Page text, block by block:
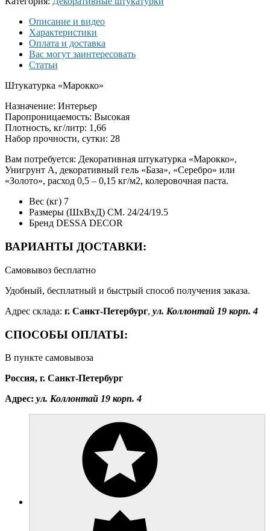
Описание и видео
Характеристики
Оплата и доставка
Вас могут заинтересовать
Статьи
Штукатурка «Марокко»
Назначение: Интерьер
Паропроницаемость: Высокая
Плотность, кг/литр: 1,66
Набор прочности, сутки: 28
Вам потребуется: Декоративная штукатурка «Марокко»,
Унигрунт А, декоративный гель «База», «Серебро» или
«Золото», расход 0,5 – 0,15 кг/м2, колеровочная паста.
Вес (кг) 7
Размеры (ШxВxД) СМ. 24/24/19.5
Бренд DESSA DECOR
ВАРИАНТЫ ДОСТАВКИ:
Самовывоз бесплатно
Удобный, бесплатный и быстрый способ получения заказа.
Адрес склада: г. Санкт-Петербург, ул. Коллонтай 19 корп. 4
СПОСОБЫ ОПЛАТЫ:
В пункте самовывоза
Россия, г. Санкт-Петербург
Адрес: ул. Коллонтай 19 корп. 4